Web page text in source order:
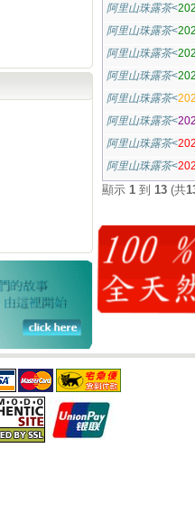
阿里山珠露茶<
阿里山珠露茶<
阿里山珠露茶<
阿里山珠露茶<
阿里山珠露茶<
阿里山珠露茶<
阿里山珠露茶<
阿里山珠露茶<
顯示 1到 13(共